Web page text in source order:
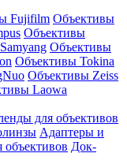
Fujifilm Объективы
Объективы
Объективы
Объективы Tokina
Объективы Zeiss
Laowa
для объективов
Адаптеры и
объективов Док-